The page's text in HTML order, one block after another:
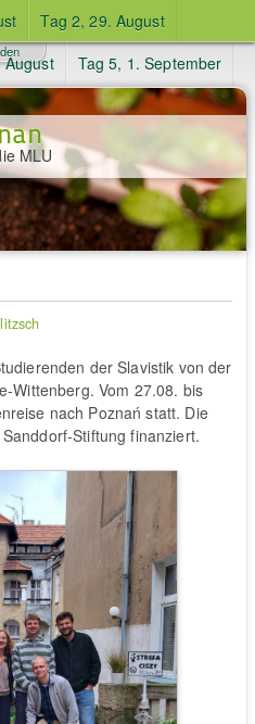
Tag 2, 29. August
August Tag 5, 1. September
MLU
der Slavistik von der
Wittenberg. Vom 27.08. bis
nach Poznań statt. Die
Stiftung finanziert.